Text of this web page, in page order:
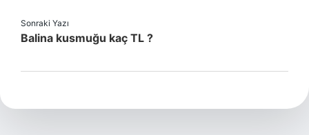
Sonraki Yazı
Balina kusmuğu kaç TL ?